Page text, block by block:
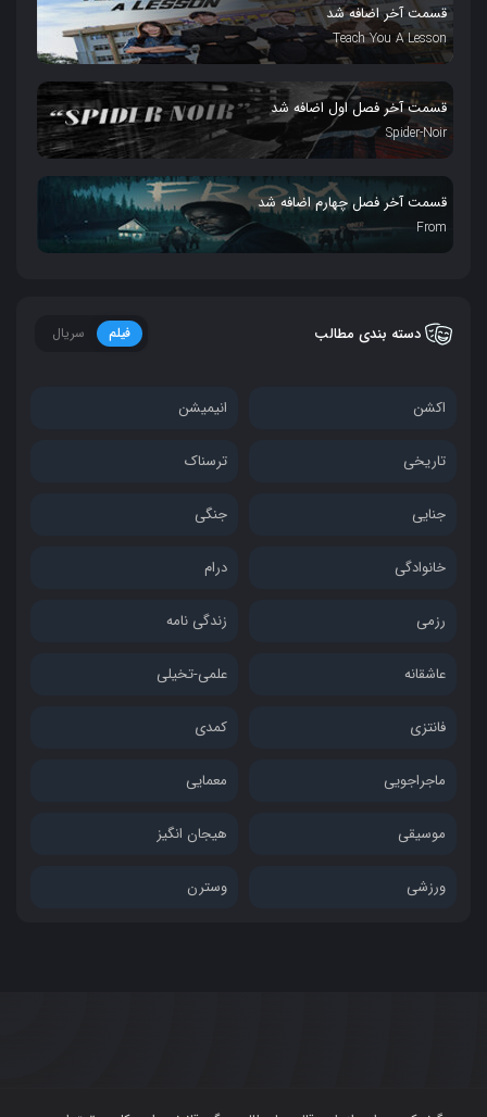
قسمت آخر اضافه شد
Teach You A Lesson
قسمت آخر فصل اول اضافه شد
Spider-Noir
قسمت آخر فصل چهارم اضافه شد
From
دسته بندی مطالب فیلم سریال
اکشن انیمیشن
تاریخی ترسناک
جنایی جنگی
خانوادگی درام
رزمی زندگی نامه
عاشقانه علمی-تخیلی
فانتزی کمدی
ماجراجویی معمایی
موسیقی هیجان انگیز
ورزشی وسترن